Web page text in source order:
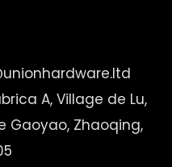
A, Village de Lu,
Gaoyao, Zhaoqing,